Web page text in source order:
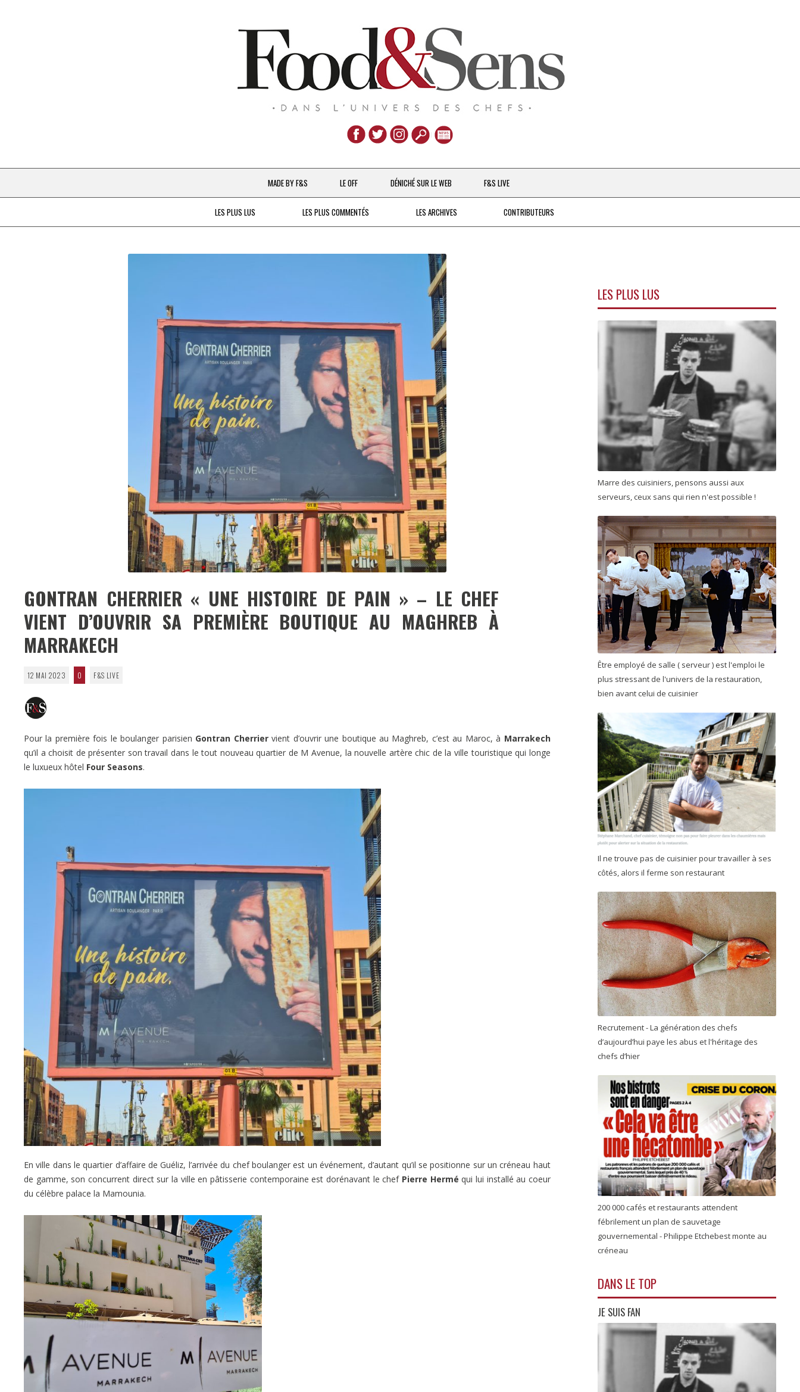
Aller
au
contenu
MADE BY F&S
CHEFS & ACTUALITÉS
LE OFF DÉNICHÉ SUR LE WEB F&S LIVE
LES PLUS LUS LES PLUS COMMENTÉS LES ARCHIVES CONTRIBUTEURS
GONTRAN CHERRIER « UNE HISTOIRE DE PAIN » – LE CHEF
VIENT D’OUVRIR SA PREMIÈRE BOUTIQUE AU MAGHREB À
MARRAKECH
12 MAI 2023 0 F&S LIVE
Pour la première fois le boulanger parisien Gontran Cherriervient d’ouvrir une boutique au Maghreb, c’est au Maroc, à Marrakech
qu’il a choisit de présenter son travail dans le tout nouveau quartier de M Avenue, la nouvelle artère chic de la ville touristique qui longe
le luxueux hôtel Four Seasons.
En ville dans le quartier d’affaire de Guéliz, l’arrivée du chef boulanger est un événement, d’autant qu’il se positionne sur un créneau haut
de gamme, son concurrent direct sur la ville en pâtisserie contemporaine est dorénavant le chef Pierre Hermé qui lui installé au coeur
du célèbre palace la Mamounia.
LES PLUS LUS
Marre des cuisiniers, pensons aussi aux
serveurs, ceux sans qui rien n'est possible !
Être employé de salle ( serveur ) est l'emploi le
plus stressant de l'univers de la restauration,
bien avant celui de cuisinier
Il ne trouve pas de cuisinier pour travailler à ses
côtés, alors il ferme son restaurant
Recrutement - La génération des chefs
d’aujourd’hui paye les abus et l'héritage des
chefs d’hier
200 000 cafés et restaurants attendent
fébrilement un plan de sauvetage
gouvernemental - Philippe Etchebest monte au
créneau
DANS LE TOP
JE SUIS FAN